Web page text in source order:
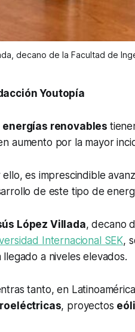
decano de la Facultad de
Youtopía
energías renovables
aumento por la mayor
ello, es imprescindible
de este tipo de
López Villada, decano
Internacional SEK,
llegado a niveles elevados.
tanto, en
, proyectos